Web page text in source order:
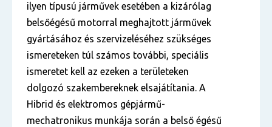
ilyen típusú járművek esetében a kizárólag
belsőégésű motorral meghajtott járművek
gyártásához és szervizeléséhez szükséges
ismereteken túl számos további, speciális
ismeretet kell az ezeken a területeken
dolgozó szakembereknek elsajátítania. A
Hibrid és elektromos gépjármű-
mechatronikus munkája során a belső égésű